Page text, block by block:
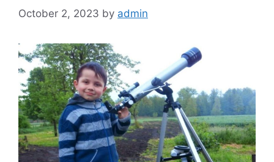
October 2, 2023 by admin